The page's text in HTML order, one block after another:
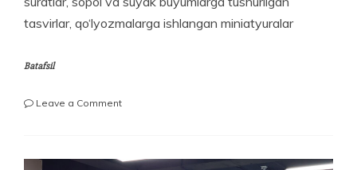
tasvirlar, qo‘lyozmalarga ishlangan miniatyuralar
Batafsil
Leave a Commenton